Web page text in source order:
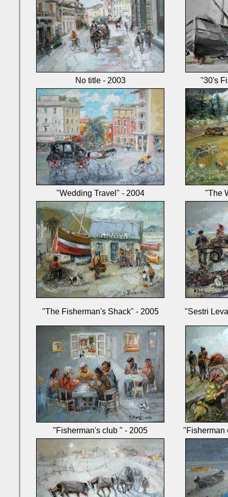
No title - 2003 "30's
"Wedding Travel" - 2004 "The
"The Fisherman's Shack" - 2005 "Sestri
"Fisherman's club " - 2005 "Fisherman